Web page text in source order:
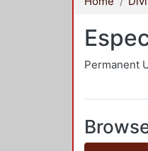
Permanent